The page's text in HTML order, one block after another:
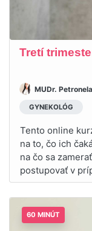
Tretí
MUDr.
GYNEKOLÓG
Tento online
na to, čo ich
na čo sa
postupovať v
60 MINÚT